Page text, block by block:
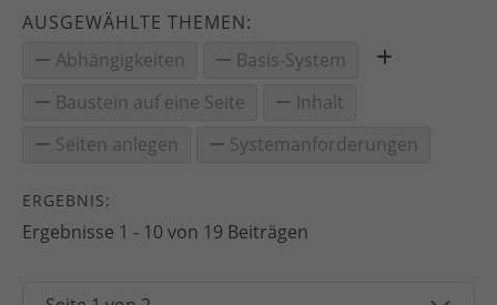
AUSGEWÄHLTE THEMEN:
Abhängigkeiten
Basis-System
Baustein auf eine Seite
Inhalt
Seiten anlegen
Systemanforderungen
ERGEBNIS:
Ergebnisse 1 - 10 von 19 Beiträgen